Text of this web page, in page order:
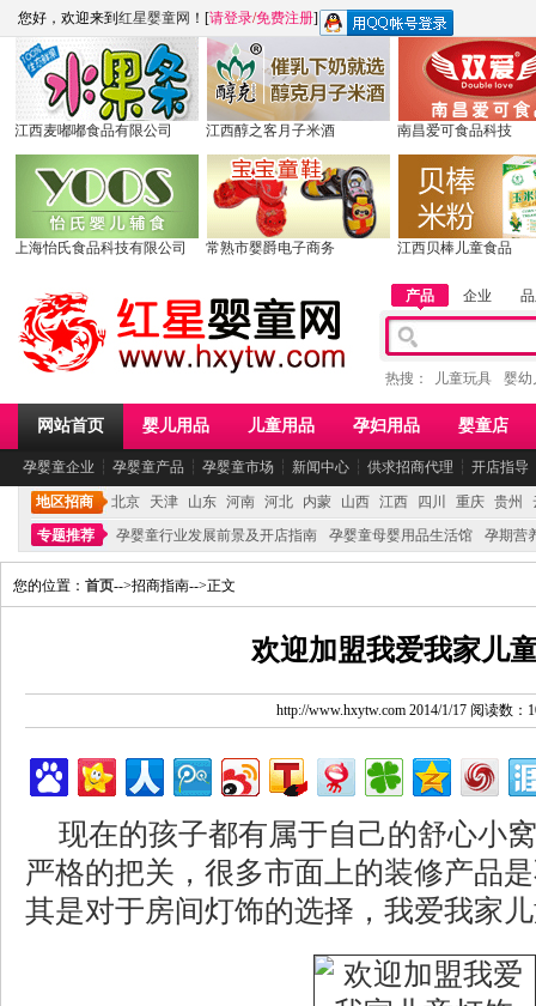
您好，欢迎来到 红星婴童网 ！[请登录/免费注册]
江西麦嘟嘟食品有限公司 江西醇之客月子米酒 南昌爱可食品科技
上海怡氏食品科技有限公司 常熟市婴爵电子商务 江西贝棒儿童食品
产品 企业
热搜： 儿童玩具 婴幼
网站首页 婴儿用品 儿童用品 孕妇用品 婴童店
孕婴童企业 ┆ 孕婴童产品 ┆ 孕婴童市场 ┆ 新闻中心 ┆ 供求招商代理 ┆ 开店指导
地区招商 北京 天津 山东 河南 河北 内蒙 山西 江西 四川 重庆 贵州
专题推荐
孕婴童行业发展前景及开店指南 孕婴童母婴用品生活馆 孕期营
您的位置： 首页-->招商指南-->正文
欢迎加盟我爱我家儿
http://www.hxytw.com 2014/1/17 阅读数：
现在的孩子都有属于自己的舒心小
严格的把关，很多市面上的装修产品
其是对于房间灯饰的选择，我爱我家